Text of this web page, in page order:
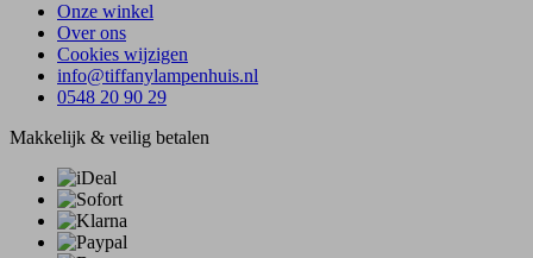
Onze winkel
Over ons
Cookies wijzigen
info@tiffanylampenhuis.nl
0548 20 90 29
Makkelijk & veilig betalen